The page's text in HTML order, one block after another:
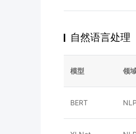
自然语言处理
模型 领
BERT